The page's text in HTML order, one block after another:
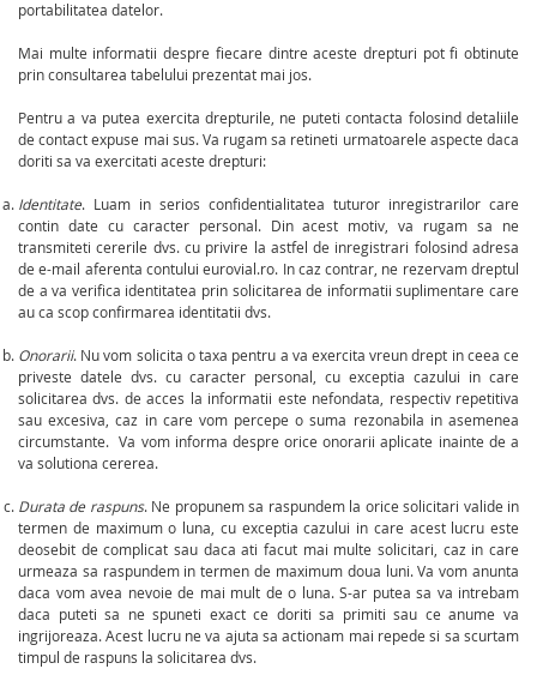
portabilitatea datelor.
Mai multe informatii despre fiecare dintre aceste drepturi pot fi obtinute
prin consultarea tabelului prezentat mai jos.
Pentru a va putea exercita drepturile, ne puteti contacta folosind detaliile
de contact expuse mai sus. Va rugam sa retineti urmatoarele aspecte daca
doriti sa va exercitati aceste drepturi:
Identitate. Luam in serios confidentialitatea tuturor inregistrarilor care
contin date cu caracter personal. Din acest motiv, va rugam sa ne
transmiteti cererile dvs. cu privire la astfel de inregistrari folosind adresa
de e-mail aferenta contului eurovial.ro. In caz contrar, ne rezervam dreptul
de a va verifica identitatea prin solicitarea de informatii suplimentare care
au ca scop confirmarea identitatii dvs.
Onorarii. Nu vom solicita o taxa pentru a va exercita vreun drept in ceea ce
priveste datele dvs. cu caracter personal, cu exceptia cazului in care
solicitarea dvs. de acces la informatii este nefondata, respectiv repetitiva
sau excesiva, caz in care vom percepe o suma rezonabila in asemenea
circumstante. Va vom informa despre orice onorarii aplicate inainte de a
va solutiona cererea.
Durata de raspuns. Ne propunem sa raspundem la orice solicitari valide in
termen de maximum o luna, cu exceptia cazului in care acest lucru este
deosebit de complicat sau daca ati facut mai multe solicitari, caz in care
urmeaza sa raspundem in termen de maximum doua luni. Va vom anunta
daca vom avea nevoie de mai mult de o luna. S-ar putea sa va intrebam
daca puteti sa ne spuneti exact ce doriti sa primiti sau ce anume va
ingrijoreaza. Acest lucru ne va ajuta sa actionam mai repede si sa scurtam
timpul de raspuns la solicitarea dvs.